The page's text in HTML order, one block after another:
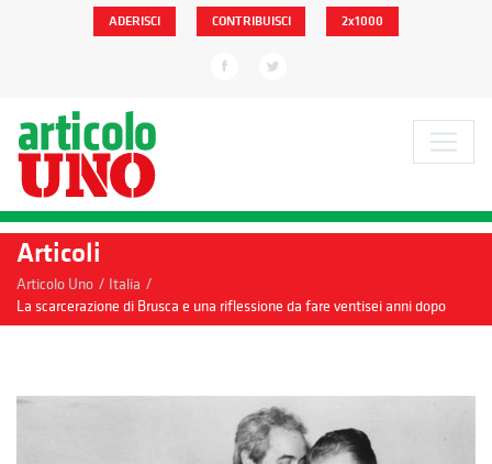
ADERISCI CONTRIBUISCI 2x1000
Articoli
Articolo Uno / Italia /
La scarcerazione di Brusca e una riflessione da fare ventisei anni dopo